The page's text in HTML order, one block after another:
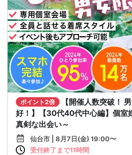
ポイント2倍
【開催人数突破！
好！】【30代40代中心編】個室
真剣な出会い～
仙台市 | 8月7日(金) 19:00〜
受付終了まで11時間